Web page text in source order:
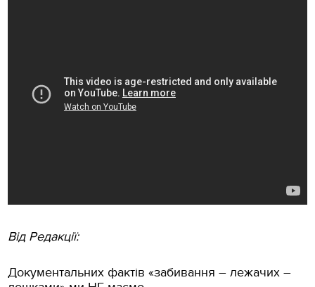
Від Редакції:
Документальних фактів «забивання – лежачих –